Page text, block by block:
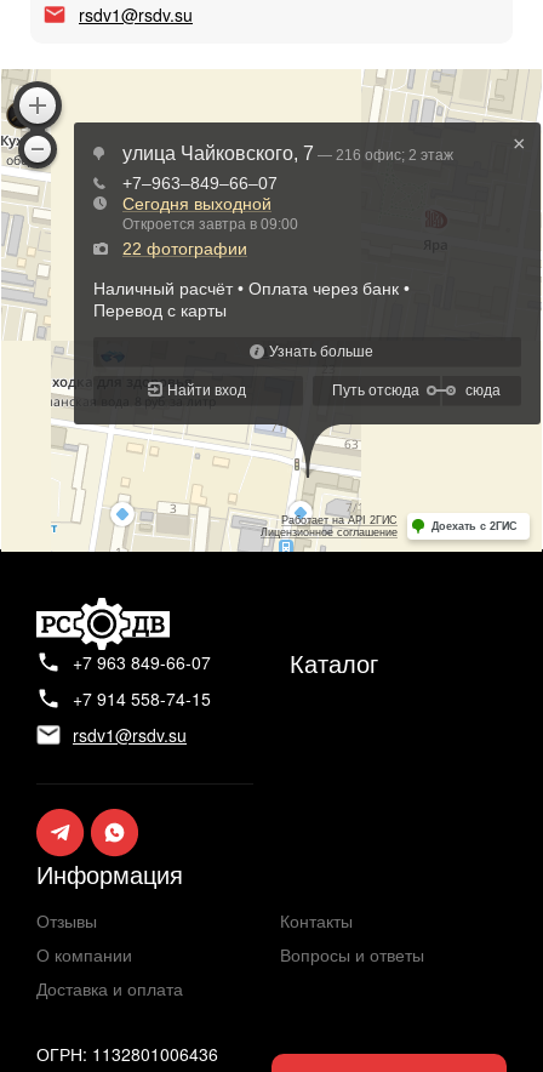
rsdv1@rsdv.su
ОГРН: 1132801006436
+7 963 849-66-07
+7 914 558-74-15
rsdv1@rsdv.su
Каталог
Информация
Отзывы
О компании
Доставка и оплата
Контакты
Вопросы и ответы